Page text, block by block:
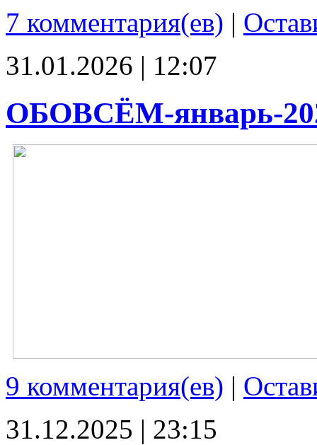
7 комментария(ев) |
31.01.2026 | 12:07
ОБОВСЁМ-январь-
9 комментария(ев) |
31.12.2025 | 23:15